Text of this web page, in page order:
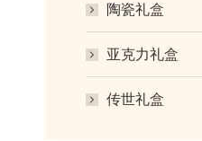
陶瓷礼盒
亚克力礼盒
传世礼盒